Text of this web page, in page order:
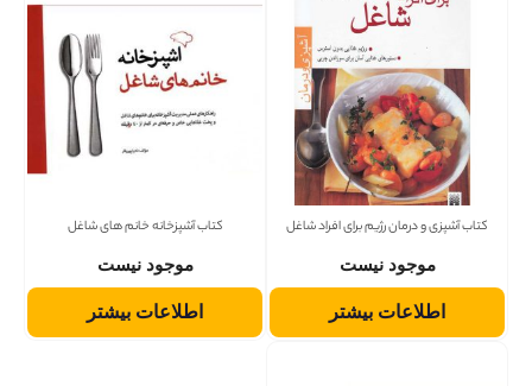
کتاب آشپزی و درمان رژیم برای افراد شاغل
موجود نیست
اطلاعات بیشتر
کتاب آشپزخانه خانم های شاغل
موجود نیست
اطلاعات بیشتر